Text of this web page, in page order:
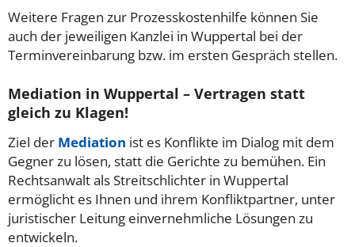
Weitere Fragen zur Prozesskostenhilfe können Sie
auch der jeweiligen Kanzlei in Wuppertal bei der
Terminvereinbarung bzw. im ersten Gespräch stellen.
Mediation in Wuppertal – Vertragen statt
gleich zu Klagen!
Ziel der Mediation ist es Konflikte im Dialog mit dem
Gegner zu lösen, statt die Gerichte zu bemühen. Ein
Rechtsanwalt als Streitschlichter in Wuppertal
ermöglicht es Ihnen und ihrem Konfliktpartner, unter
juristischer Leitung einvernehmliche Lösungen zu
entwickeln.